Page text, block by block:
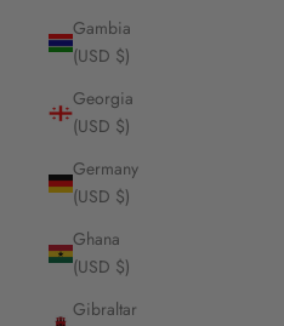
Gambia
(USD $)
Georgia
(USD $)
Germany
(USD $)
Ghana
(USD $)
Gibraltar